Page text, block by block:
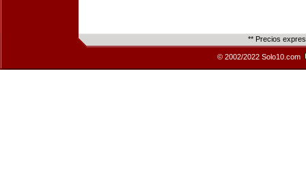
** Precios
© 2002/2022 Solo10.com